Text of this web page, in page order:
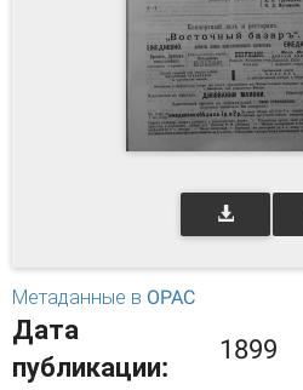
Метаданные в OPAC
Дата
публикации:
1899